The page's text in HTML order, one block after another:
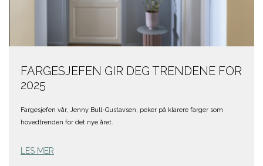
FARGESJEFEN GIR DEG TRENDENE FOR
2025
Fargesjefen vår, Jenny Bull-Gustavsen, peker på klarere farger som
hovedtrenden for det nye året.
LES MER